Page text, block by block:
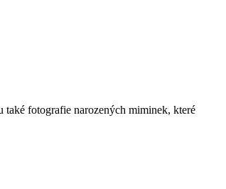
fotografie narozených miminek, které